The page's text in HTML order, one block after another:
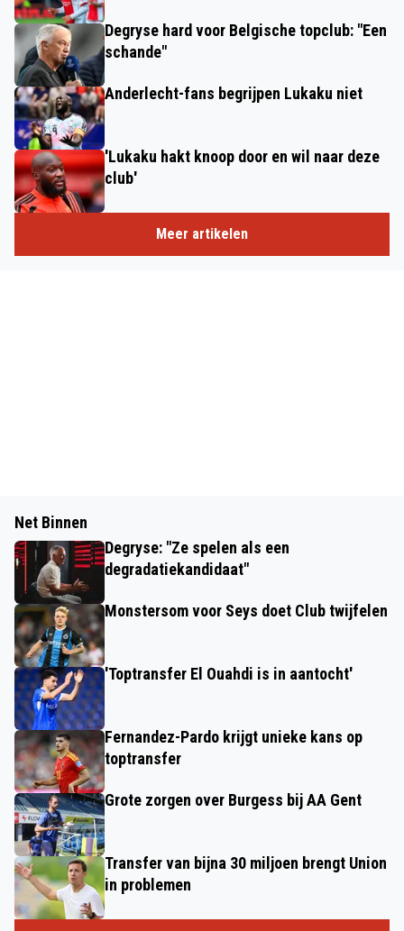
Degryse hard voor Belgische topclub: "Een
schande"
Anderlecht-fans begrijpen Lukaku niet
'Lukaku hakt knoop door en wil naar deze
club'
Meer artikelen
Net Binnen
Degryse: "Ze spelen als een
degradatiekandidaat"
Monstersom voor Seys doet Club twijfelen
'Toptransfer El Ouahdi is in aantocht'
Fernandez-Pardo krijgt unieke kans op
toptransfer
Grote zorgen over Burgess bij AA Gent
Transfer van bijna 30 miljoen brengt Union
in problemen